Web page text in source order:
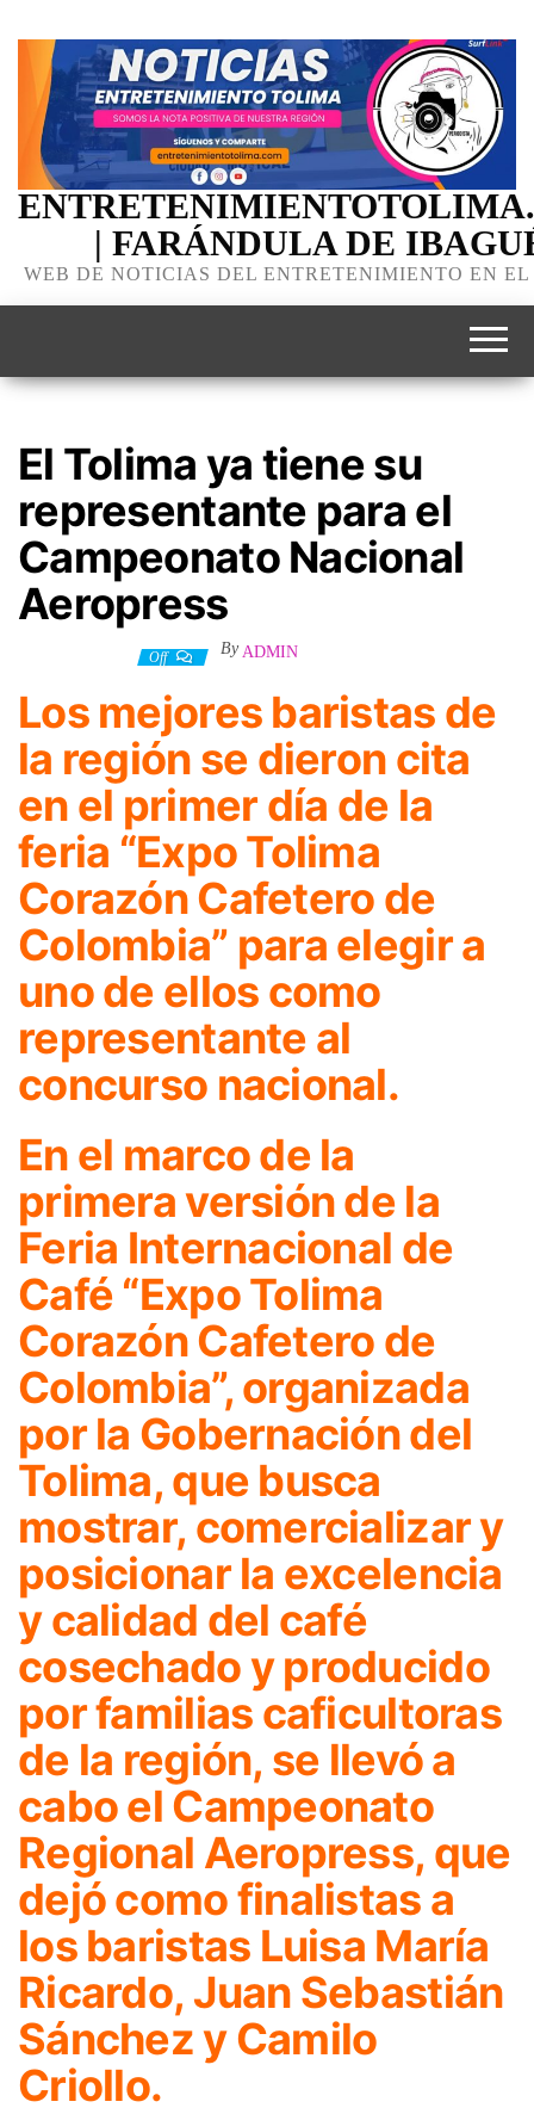
| FARÁNDULA DE
WEB DE NOTICIAS DEL ENTRETENIMIENTO EN
El Tolima ya tiene su
representante para el
Campeonato Nacional
Aeropress
Off By ADMIN
Los mejores baristas de
la región se dieron cita
en el primer día de la
feria “Expo Tolima
Corazón Cafetero de
Colombia” para elegir a
uno de ellos como
representante al
concurso nacional.
En el marco de la
primera versión de la
Feria Internacional de
Café “Expo Tolima
Corazón Cafetero de
Colombia”, organizada
por la Gobernación del
Tolima, que busca
mostrar, comercializar y
posicionar la excelencia
y calidad del café
cosechado y producido
por familias caficultoras
de la región, se llevó a
cabo el Campeonato
Regional Aeropress, que
dejó como finalistas a
los baristas Luisa María
Ricardo, Juan Sebastián
Sánchez y Camilo
Criollo.